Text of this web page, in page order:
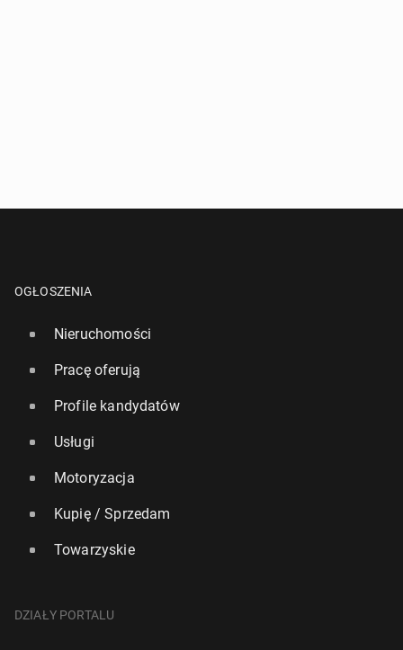
OGŁOSZENIA
Nieruchomości
Pracę oferują
Profile kandydatów
Usługi
Motoryzacja
Kupię / Sprzedam
Towarzyskie
DZIAŁY PORTALU